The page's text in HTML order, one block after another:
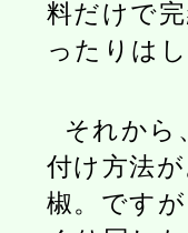
料だけで
ったりは
それから
付け方法
椒。です